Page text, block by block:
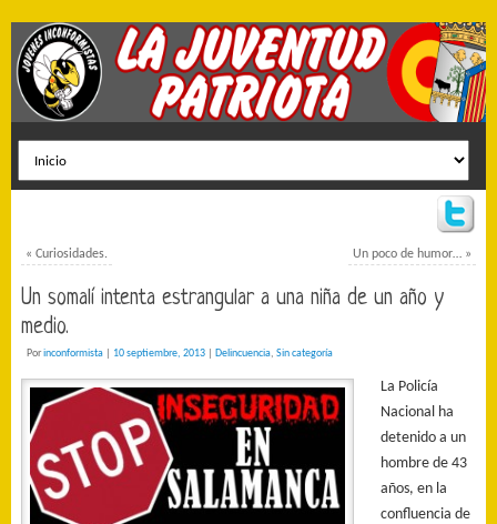
« Curiosidades. Un poco de humor… »
Un somalí intenta estrangular a una niña de un año y
medio.
Porinconformista 10 septiembre, 2013 Delincuencia, Sin categoría
La Policía
Nacional ha
detenido a un
hombre de 43
años, en la
confluencia de